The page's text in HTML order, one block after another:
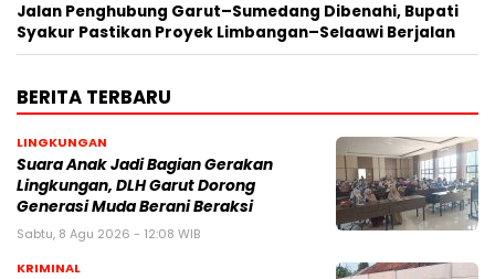
Jalan Penghubung Garut–Sumedang Dibenahi, Bupati
Syakur Pastikan Proyek Limbangan–Selaawi Berjalan
BERITA TERBARU
LINGKUNGAN
Suara Anak Jadi Bagian Gerakan
Lingkungan, DLH Garut Dorong
Generasi Muda Berani Beraksi
Sabtu, 8 Agu 2026 - 12:08 WIB
KRIMINAL